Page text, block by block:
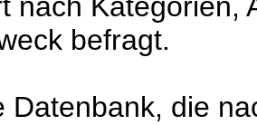
befragt.
Datenbank, die